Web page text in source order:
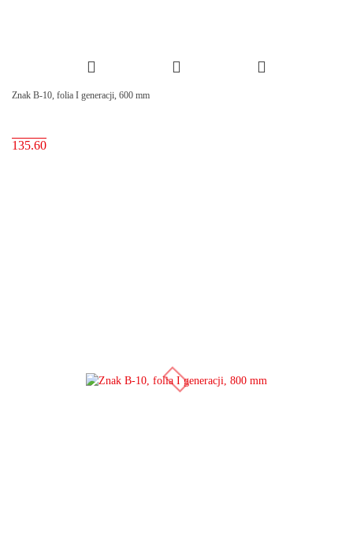
Znak B-10, folia I generacji, 600 mm
135.60